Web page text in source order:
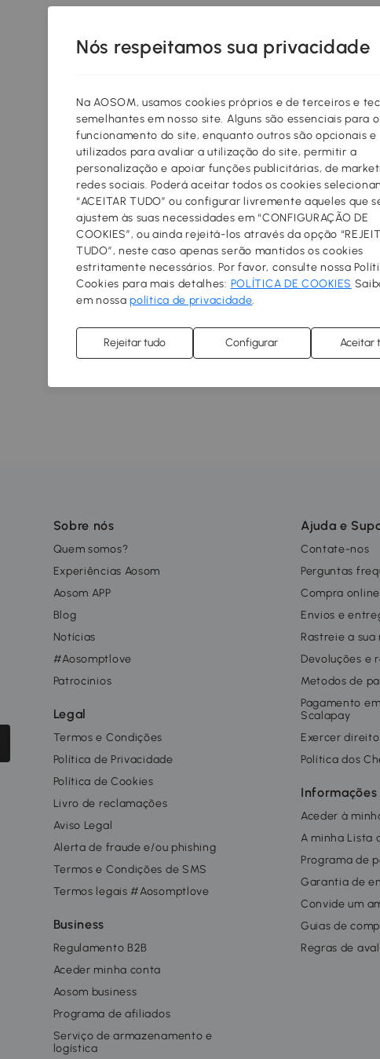
Sobre nós
Quem somos?
Experiências Aosom
Aosom APP
Blog
Notícias
#Aosomptlove
Patrocinios
Legal
Termos e Condições
Política de Privacidade
Política de Cookies
Livro de reclamações
Aviso Legal
Alerta de fraude e/ou phishing
Termos e Condições de SMS
Termos legais #Aosomptlove
Business
Regulamento B2B
Aceder minha conta
Aosom business
Programa de afiliados
Serviço de armazenamento e
logística
Ajuda e
Contate-nos
Perguntas
Compra
Envios e
Rastreie a sua
Devoluções e
Metodos de
Pagamento
Scalapay
Exercer
Política dos
Aceder à
A minha Lista
Programa de
Garantia de
Convide um
Guias de
Regras de
Nós respeitamos sua privacidade
Na AOSOM, usamos cookies próprios e de terceiros e
semelhantes em nosso site. Alguns são essenciais para
funcionamento do site, enquanto outros são opcionais e
utilizados para avaliar a utilização do site, permitir a
personalização e apoiar funções publicitárias, de
redes sociais. Poderá aceitar todos os cookies
“ACEITAR TUDO” ou configurar livremente aqueles que
ajustem às suas necessidades em “CONFIGURAÇÃO DE
COOKIES”, ou ainda rejeitá-los através da opção
TUDO”, neste caso apenas serão mantidos os cookies
estritamente necessários. Por favor, consulte nossa
Cookies para mais detalhes: POLÍTICA DE COOKIES
em nossapolítica de privacidade.
Rejeitar tudo Configurar Aceitar